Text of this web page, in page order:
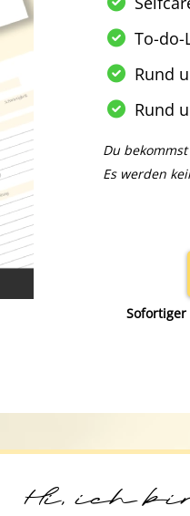
To-do-
Rund
Rund
Du
Es werden
Sofortiger
Hi, ich